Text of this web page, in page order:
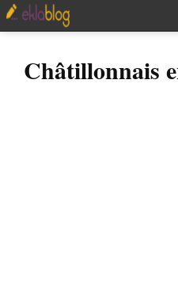
Châtillonnais